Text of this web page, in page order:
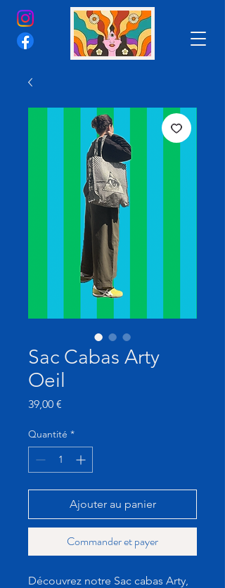
Sac Cabas Arty
Oeil
39,00 €
Quantité *
Ajouter au panier
Commander et payer
Découvrez notre Sac cabas Arty,